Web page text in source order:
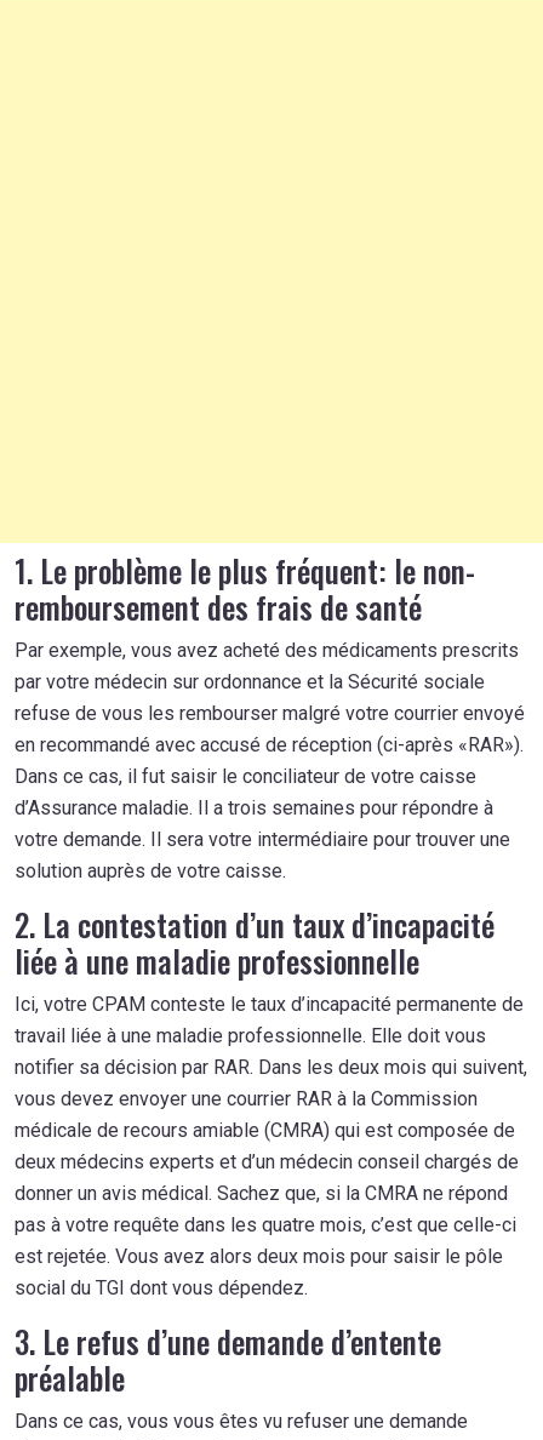
1. Le problème le plus fréquent: le non-
remboursement des frais de santé
Par exemple, vous avez acheté des médicaments prescrits
par votre médecin sur ordonnance et la Sécurité sociale
refuse de vous les rembourser malgré votre courrier envoyé
en recommandé avec accusé de réception (ci-après «RAR»).
Dans ce cas, il fut saisir le conciliateur de votre caisse
d’Assurance maladie. Il a trois semaines pour répondre à
votre demande. Il sera votre intermédiaire pour trouver une
solution auprès de votre caisse.
2. La contestation d’un taux d’incapacité
liée à une maladie professionnelle
Ici, votre CPAM conteste le taux d’incapacité permanente de
travail liée à une maladie professionnelle. Elle doit vous
notifier sa décision par RAR. Dans les deux mois qui suivent,
vous devez envoyer une courrier RAR à la Commission
médicale de recours amiable (CMRA) qui est composée de
deux médecins experts et d’un médecin conseil chargés de
donner un avis médical. Sachez que, si la CMRA ne répond
pas à votre requête dans les quatre mois, c’est que celle-ci
est rejetée. Vous avez alors deux mois pour saisir le pôle
social du TGI dont vous dépendez.
3. Le refus d’une demande d’entente
préalable
Dans ce cas, vous vous êtes vu refuser une demande